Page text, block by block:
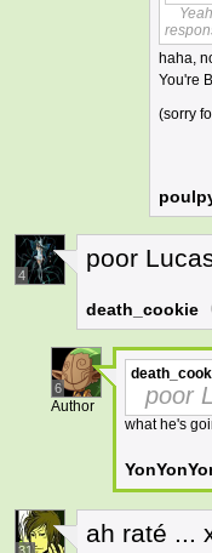
haha,
You're
(sorry
4
poor
death_cookie
6
Author poor
what he's
ah raté ...